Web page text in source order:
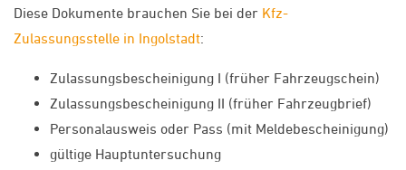
Diese Dokumente brauchen Sie bei der Kfz-
Zulassungsstelle in Ingolstadt:
Zulassungsbescheinigung I (früher Fahrzeugschein)
Zulassungsbescheinigung II (früher Fahrzeugbrief)
Personalausweis oder Pass (mit Meldebescheinigung)
gültige Hauptuntersuchung